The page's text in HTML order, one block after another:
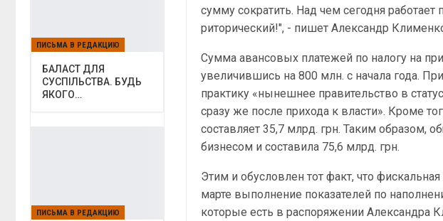
сумму сократить. Над чем сегодня работает
риторический!", - пишет Александр
Сумма авансовых платежей по налогу на
увеличившись на 800 млн. с начала года.
практику «нынешнее правительство в
сразу же после прихода к власти». Кроме
составляет 35,7 млрд. грн. Таким образом,
бизнесом и составила 75,6 млрд. грн.
Этим и обусловлен тот факт, что
марте выполнение показателей по
которые есть в распоряжении Александра
ПИСЬМА В РЕДАКЦИЮ
БАЛАСТ ДЛЯ
СУСПІЛЬСТВА. БУДЬ
ЯКОГО…
ПИСЬМА В РЕДАКЦИЮ